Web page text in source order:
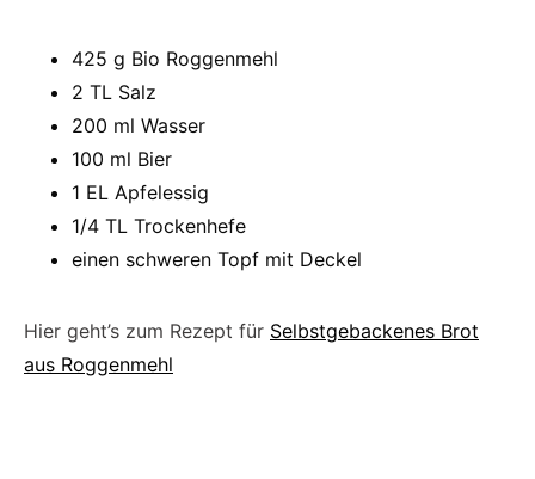
425 g Bio Roggenmehl
2 TL Salz
200 ml Wasser
100 ml Bier
1 EL Apfelessig
1/4 TL Trockenhefe
einen schweren Topf mit Deckel
Hier geht’s zum Rezept für Selbstgebackenes Brot
aus Roggenmehl